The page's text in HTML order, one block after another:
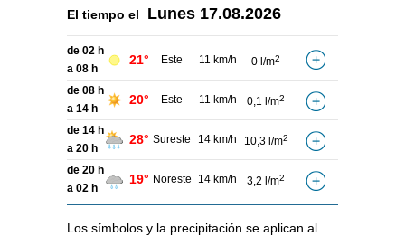
El tiempo el Lunes 17.08.2026
de 02 h
a 08 h
21° Este 11 km/h 0 l/m2
de 08 h
a 14 h
20° Este 11 km/h 0,1 l/m2
de 14 h
a 20 h
28° Sureste 14 km/h 10,3 l/m2
de 20 h
a 02 h
19° Noreste 14 km/h 3,2 l/m2
Los símbolos y la precipitación se aplican al